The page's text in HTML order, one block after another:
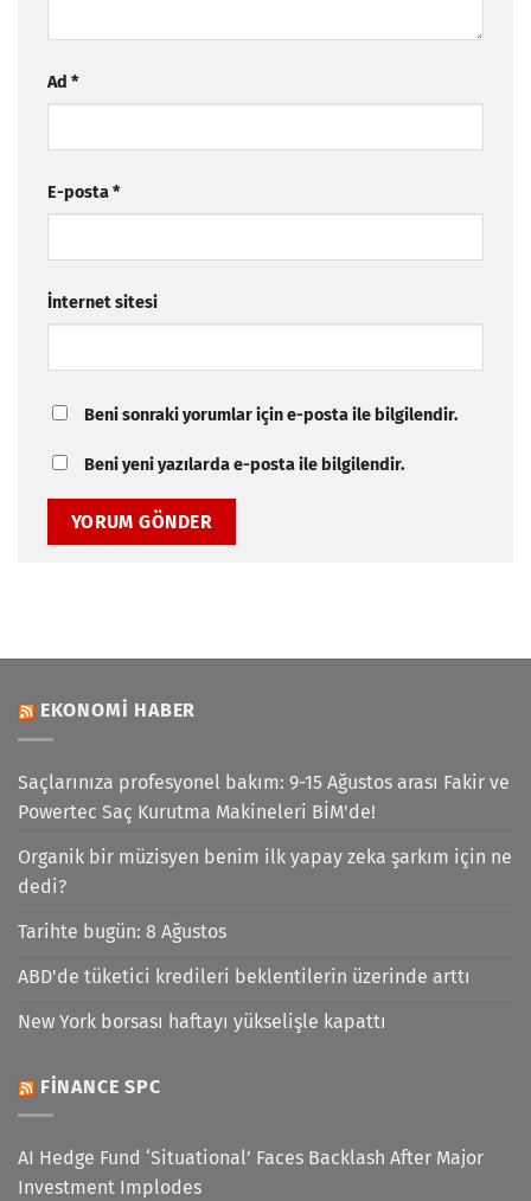
Ad *
E-posta*
İnternet sitesi
Beni sonraki yorumlar için e-posta ile bilgilendir.
Beni yeni yazılarda e-posta ile bilgilendir.
EKONOMI HABER
Saçlarınıza profesyonel bakım: 9-15 Ağustos arası Fakir ve
Powertec Saç Kurutma Makineleri BİM'de!
Organik bir müzisyen benim ilk yapay zeka şarkım için ne
dedi?
Tarihte bugün: 8 Ağustos
ABD'de tüketici kredileri beklentilerin üzerinde arttı
New York borsası haftayı yükselişle kapattı
FINANCE SPC
AI Hedge Fund ‘Situational’ Faces Backlash After Major
Investment Implodes